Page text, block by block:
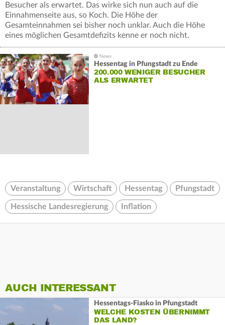
Besucher als erwartet. Das wirke sich nun auch auf die
Einnahmenseite aus, so Koch. Die Höhe der
Gesamteinnahmen sei bisher noch unklar. Auch die Höhe
eines möglichen Gesamtdefizits kenne er noch nicht.
Hessentag in Pfungstadt zu Ende
200.000 WENIGER BESUCHER
ALS ERWARTET
Veranstaltung Wirtschaft Hessentag Pfungstadt
Hessische Landesregierung Inflation
AUCH INTERESSANT
Hessentags-Fiasko in Pfungstadt
WELCHE KOSTEN ÜBERNIMMT
DAS LAND?